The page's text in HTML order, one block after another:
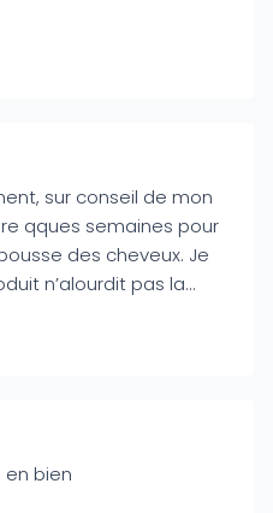
sur conseil de mon
qques semaines pour
des cheveux. Je
n’alourdit pas la
à appliquer.
en bien